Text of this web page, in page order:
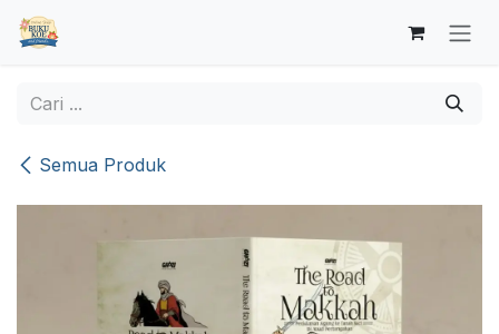
Skip ke Konten
Semua Produk